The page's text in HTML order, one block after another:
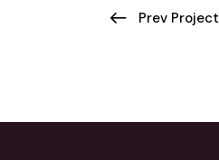
Prev Project